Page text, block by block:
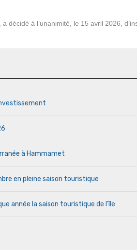
décidé à l’unanimité, le 15 avril 2026,
à Hammamet
en pleine saison touristique
année la saison touristique de l’île